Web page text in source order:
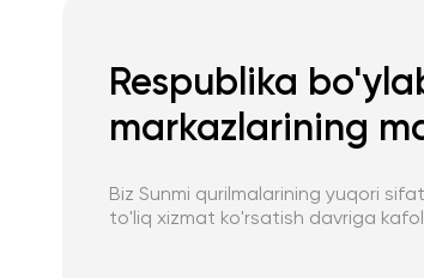
Respublika
markazlarining
Biz Sunmi qurilmalarining yuqori
to'liq xizmat ko'rsatish davriga